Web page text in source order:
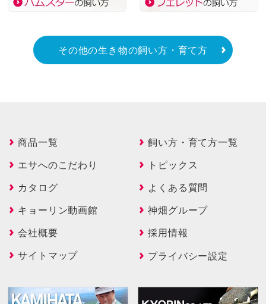
その他の生き物の飼い方・育て方
商品一覧
飼い方・育て方一覧
エサへのこだわり
トピックス
カタログ
よくある質問
キョーリン動画館
神畑グループ
会社概要
採用情報
サイトマップ
プライバシー設定